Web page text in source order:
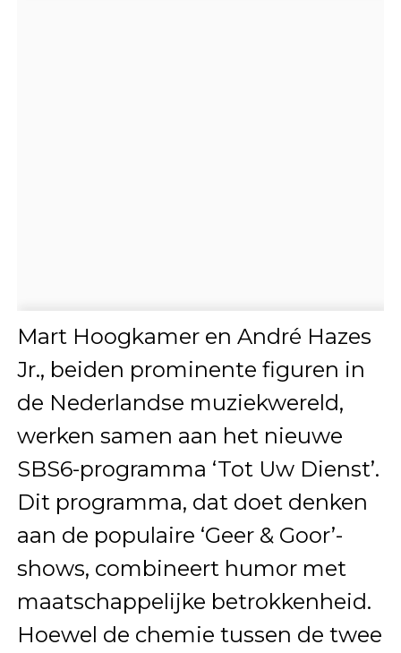
Mart Hoogkamer en André Hazes
Jr., beiden prominente figuren in
de Nederlandse muziekwereld,
werken samen aan het nieuwe
SBS6-programma ‘Tot Uw Dienst’.
Dit programma, dat doet denken
aan de populaire ‘Geer & Goor’-
shows, combineert humor met
maatschappelijke betrokkenheid.
Hoewel de chemie tussen de twee